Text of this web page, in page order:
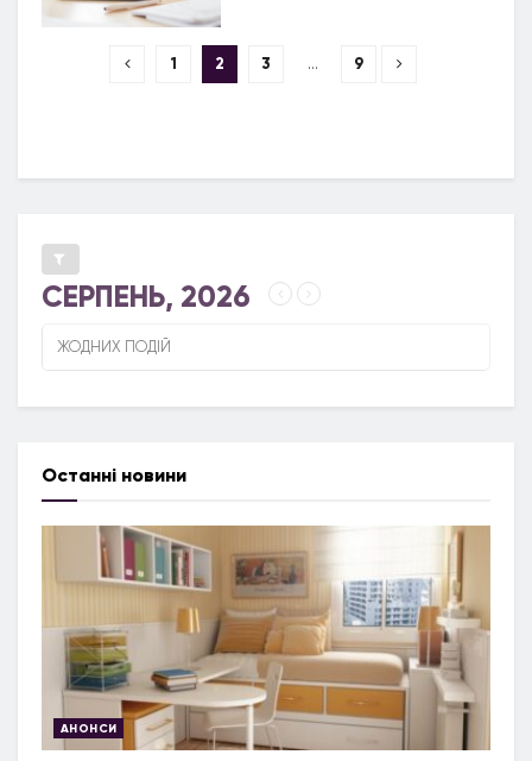
1 2 3 … 9
СЕРПЕНЬ, 2026
ЖОДНИХ ПОДІЙ
Останні новини
АНОНСИ